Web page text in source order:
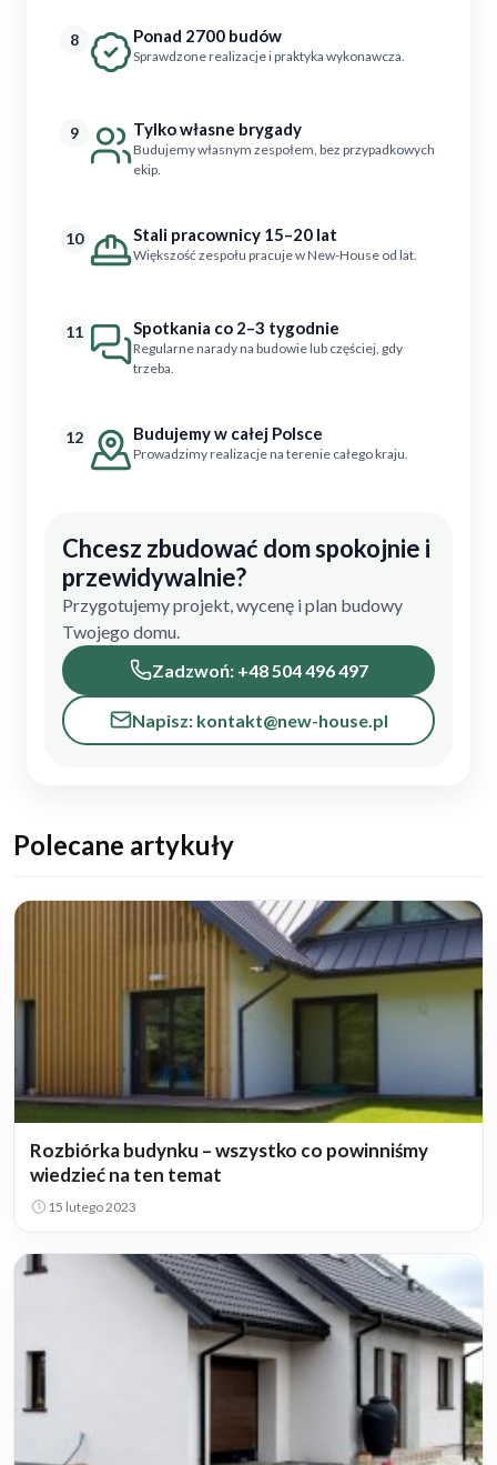
8 Ponad 2700 budów
Sprawdzone realizacje i praktyka wykonawcza.
9 Tylko własne brygady
Budujemy własnym zespołem, bez przypadkowych
ekip.
10 Stali pracownicy 15–20 lat
Większość zespołu pracuje w New-House od lat.
11 Spotkania co 2–3 tygodnie
Regularne narady na budowie lub częściej, gdy
trzeba.
12 Budujemy w całej Polsce
Prowadzimy realizacje na terenie całego kraju.
Chcesz zbudować dom spokojnie i
przewidywalnie?
Przygotujemy projekt, wycenę i plan budowy
Twojego domu.
Zadzwoń: +48 504 496 497
Napisz: kontakt@new-house.pl
Polecane artykuły
Rozbiórka budynku – wszystko co powinniśmy
wiedzieć na ten temat
15 lutego 2023